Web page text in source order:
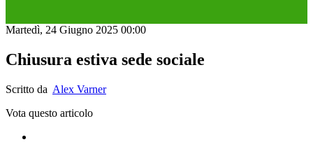
Martedì, 24 Giugno 2025 00:00
Chiusura estiva sede sociale
Scritto da Alex Varner
Vota questo articolo